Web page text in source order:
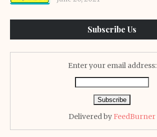
Subscribe Us
Enter your email address:
Delivered by FeedBurner